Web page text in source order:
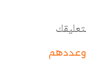
وعددهم